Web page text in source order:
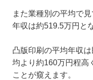
また業種別の平均で
年収は約519.5万円と
凸版印刷の平均年収
均より約160万円程高
ことが窺えます。